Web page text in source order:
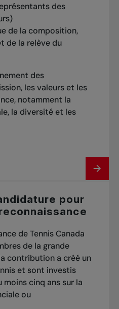
des
de la composition,
de la relève du
des
les valeurs et les
notamment la
la diversité et les
pour
de Tennis Canada
de la grande
contribution a créé un
et sont investis
cinq ans sur la
ou